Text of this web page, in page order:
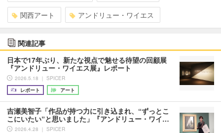
関西アート アンドリュー・ワイエス
関連記事
日本で17年ぶり、新たな視点で魅せる待望の回顧展
『アンドリュー・ワイエス展』レポート
2026.5.18 ｜ SPICER
レポート
アート
吉瀬美智子「作品が持つ力に引き込まれ、“ずっとこ
こにいたい”と思いました」『アンドリュー・ワイ…
2026.4.28 ｜ SPICER